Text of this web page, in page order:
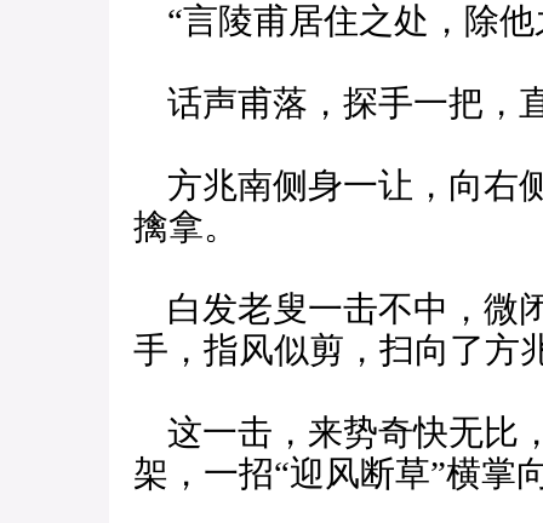
“言陵甫居住之处，除他
话声甫落，探手一把，
方兆南侧身一让，向右
擒拿。
白发老叟一击不中，微
手，指风似剪，扫向了方
这一击，来势奇快无比
架，一招“迎风断草”横掌